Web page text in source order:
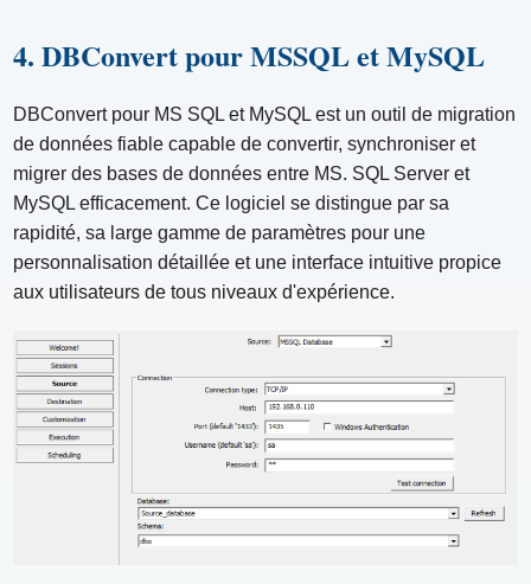
4. DBConvert pour MSSQL et MySQL
DBConvert pour MS SQL et MySQL est un outil de migration
de données fiable capable de convertir, synchroniser et
migrer des bases de données entre MS. SQL Server et
MySQL efficacement. Ce logiciel se distingue par sa
rapidité, sa large gamme de paramètres pour une
personnalisation détaillée et une interface intuitive propice
aux utilisateurs de tous niveaux d'expérience.